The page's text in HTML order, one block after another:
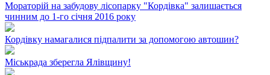
Мораторій на забудову лісопарку "Кордівка" залишається
чинним до 1-го січня 2016 року
Кордівку намагалися підпалити за допомогою автошин?
Міськрада зберегла Ялівщину!